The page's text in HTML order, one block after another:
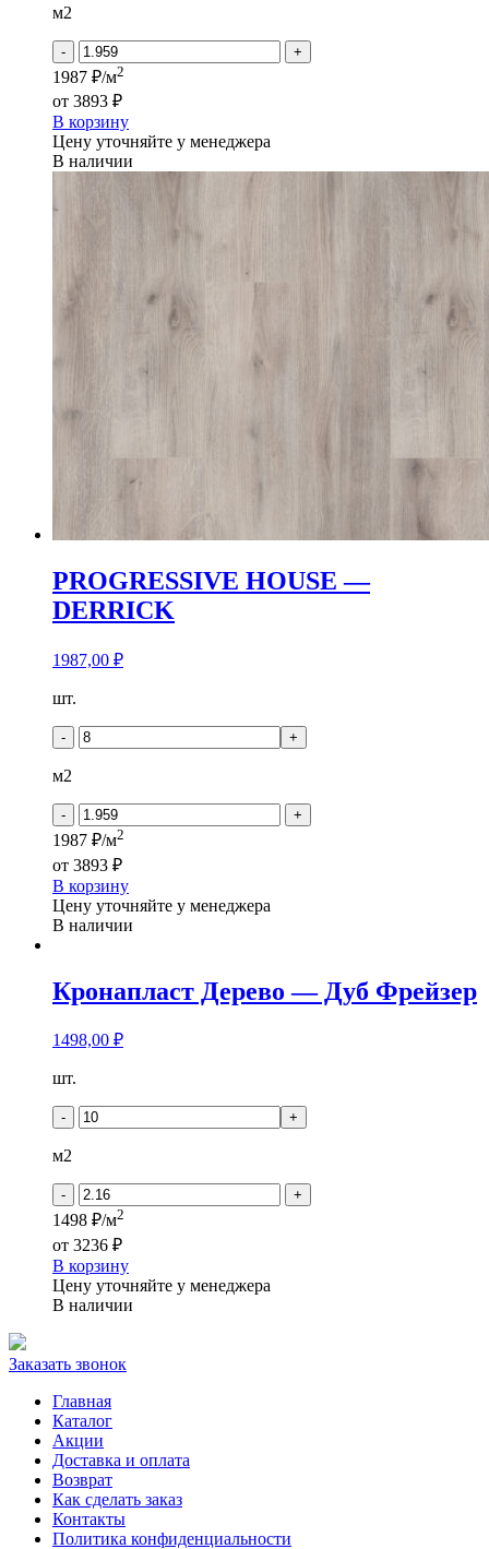
-м2
- +
1987 ₽/м2
от 3893 ₽
В корзину
Цену уточняйте у менеджера
В наличии
PROGRESSIVE HOUSE —
DERRICK
1987,00 ₽
Количество
PROGRESSIVE
-
шт.
- +
м2
- +
1987 ₽/м2
от 3893 ₽
В корзину
Цену уточняйте у менеджера
В наличии
Кронапласт Дерево — Дуб Фрейзер
1498,00 ₽
Количество
Кронапласт
-
Фрейзер
шт.
- +
м2
- +
1498 ₽/м2
от 3236 ₽
В корзину
Цену уточняйте у менеджера
В наличии
Заказать звонок
Главная
Каталог
Акции
Доставка и оплата
Возврат
Как сделать заказ
Контакты
Политика конфиденциальности